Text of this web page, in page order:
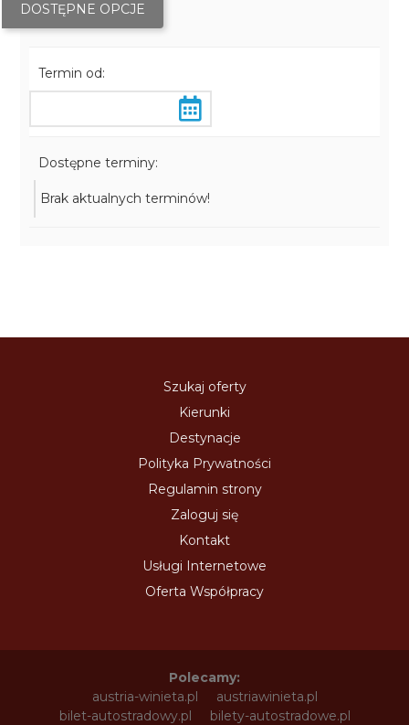
DOSTĘPNE OPCJE
Termin od:
Dostępne terminy:
Brak aktualnych terminów!
Szukaj oferty
Kierunki
Destynacje
Polityka Prywatności
Regulamin strony
Zaloguj się
Kontakt
Usługi Internetowe
Oferta Współpracy
Polecamy:
austria-winieta.pl
austriawinieta.pl
bilet-autostradowy.pl
bilety-autostradowe.pl